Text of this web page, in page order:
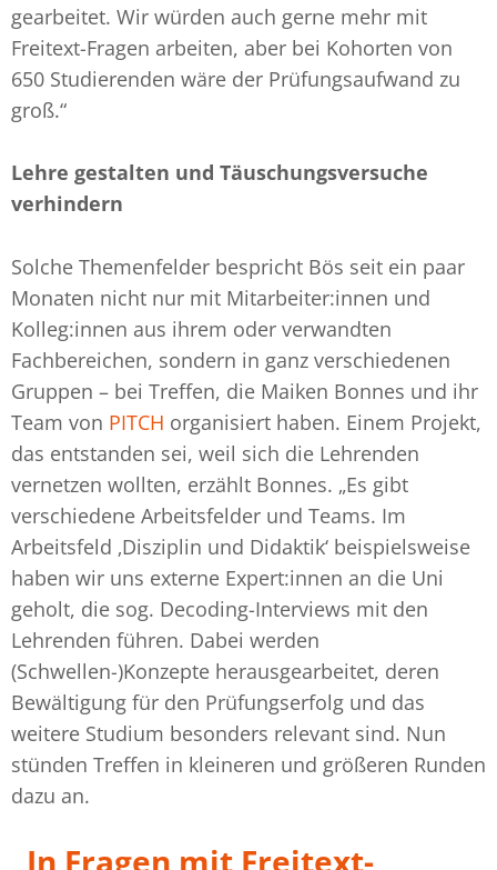
gearbeitet. Wir würden auch gerne mehr mit
Freitext-Fragen arbeiten, aber bei Kohorten von
650 Studierenden wäre der Prüfungsaufwand zu
groß.“
Lehre gestalten und Täuschungsversuche
verhindern
Solche Themenfelder bespricht Bös seit ein paar
Monaten nicht nur mit Mitarbeiter:innen und
Kolleg:innen aus ihrem oder verwandten
Fachbereichen, sondern in ganz verschiedenen
Gruppen – bei Treffen, die Maiken Bonnes und ihr
Team von PITCH organisiert haben. Einem Projekt,
das entstanden sei, weil sich die Lehrenden
vernetzen wollten, erzählt Bonnes. „Es gibt
verschiedene Arbeitsfelder und Teams. Im
Arbeitsfeld ‚Disziplin und Didaktik‘ beispielsweise
haben wir uns externe Expert:innen an die Uni
geholt, die sog. Decoding-Interviews mit den
Lehrenden führen. Dabei werden
(Schwellen-)Konzepte herausgearbeitet, deren
Bewältigung für den Prüfungserfolg und das
weitere Studium besonders relevant sind. Nun
stünden Treffen in kleineren und größeren Runden
dazu an.
„In Fragen mit Freitext-